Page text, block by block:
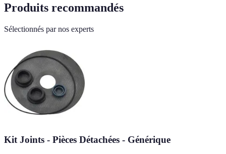
Produits recommandés
Sélectionnés par nos experts
Kit Joints - Pièces Détachées - Générique